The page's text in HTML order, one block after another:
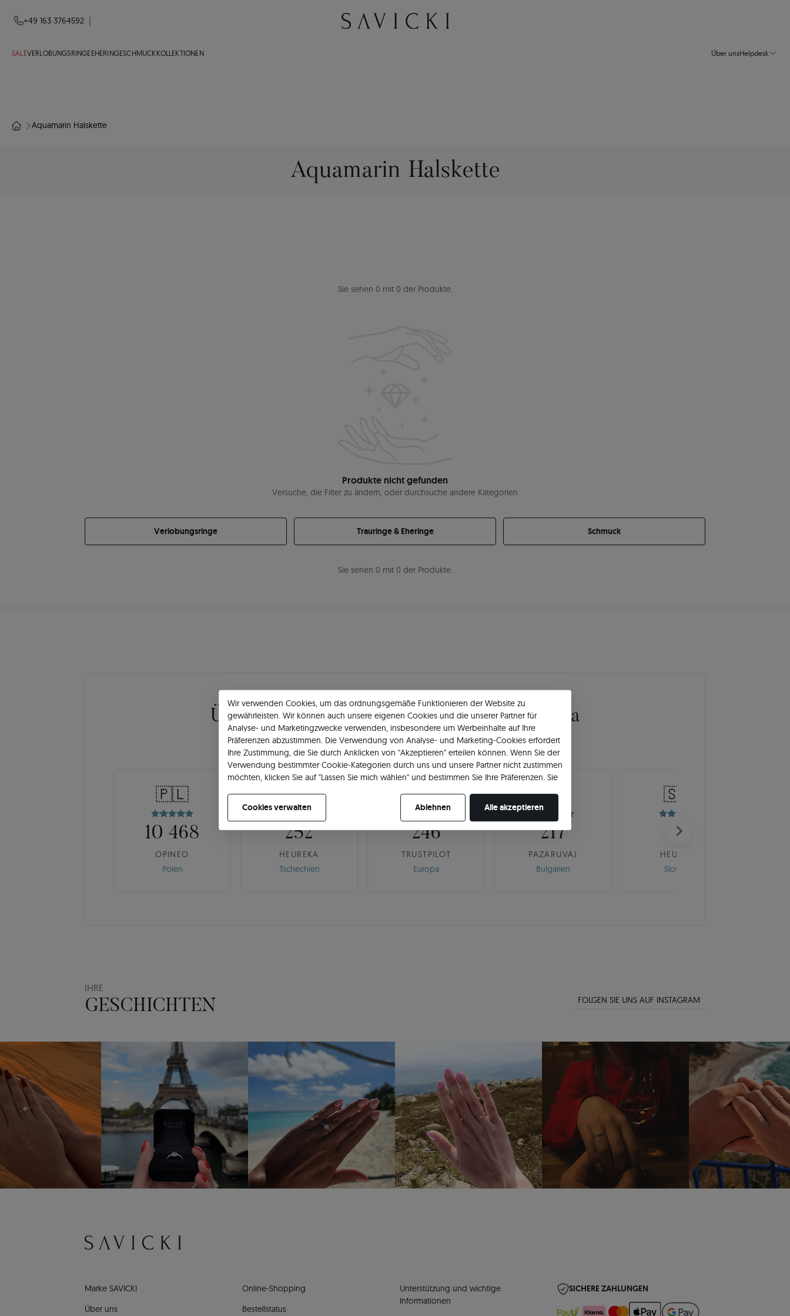
+49 163 3764592
SALEVERLOBUNGSRINGE EHERINGESCHMUCKKOLLEKTIONEN Über unsHelpdesk
Aquamarin Halskette
Aquamarin Halskette
Sie sehen 0 mit 0 der Produkte.
Produkte nicht gefunden
Versuche, die Filter zu ändern, oder durchsuche andere Kategorien
Verlobungsringe Trauringe & Eheringe Schmuck
Sie sehen 0 mit 0 der Produkte.
Über11 4845★-Bewertungen in ganz Europa
GEPRÜFTE BEWERTUNGEN UNSERER KUNDEN
🇵🇱
10 468
OPINEO
Polen
🇨🇿
252
HEUREKA
Tschechien
🌍
246
TRUSTPILOT
Europa
🇧🇬
217
PAZARUVAJ
Bulgarien
🇸🇰
175
HEUREKA
Slowakei
IHRE
GESCHICHTEN FOLGEN SIE UNS AUF INSTAGRAM
Marke SAVICKI
Über uns
Online-Shopping
Bestellstatus
Unterstützung und wichtige
Informationen
SICHERE ZAHLUNGEN
Wir verwenden Cookies, um das ordnungsgemäße Funktionieren der Website zu
gewährleisten. Wir können auch unsere eigenen Cookies und die unserer Partner für
Analyse- und Marketingzwecke verwenden, insbesondere um Werbeinhalte auf Ihre
Präferenzen abzustimmen. Die Verwendung von Analyse- und Marketing-Cookies erfordert
Ihre Zustimmung, die Sie durch Anklicken von "Akzeptieren" erteilen können. Wenn Sie der
Verwendung bestimmter Cookie-Kategorien durch uns und unsere Partner nicht zustimmen
möchten, klicken Sie auf "Lassen Sie mich wählen" und bestimmen Sie Ihre Präferenzen. Sie
Cookies verwalten
Ablehnen Alle akzeptieren